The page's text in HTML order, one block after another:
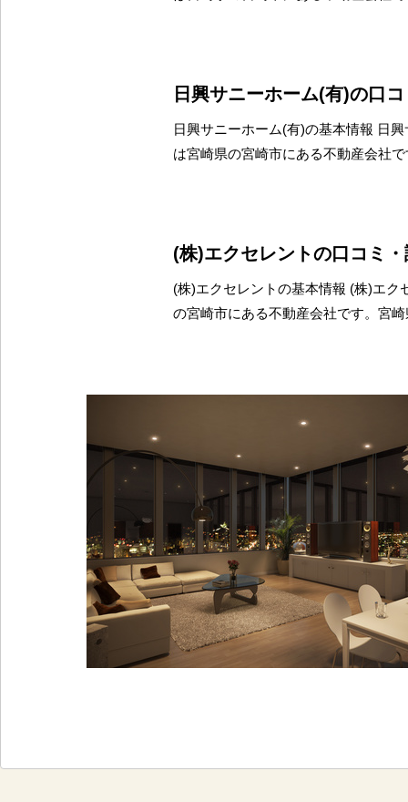
日興サニーホーム(有)の口
日興サニーホーム(有)の基本情報 日
は宮崎県の宮崎市にある不動産会社
(株)エクセレントの口コミ
(株)エクセレントの基本情報 (株)エク
の宮崎市にある不動産会社です。宮